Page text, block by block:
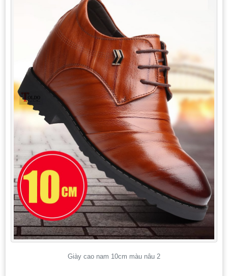
Giày cao nam 10cm màu nâu 2